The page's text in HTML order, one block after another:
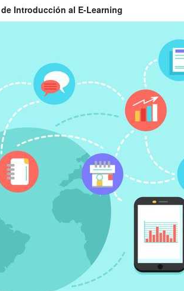
Introducción al E-Learning